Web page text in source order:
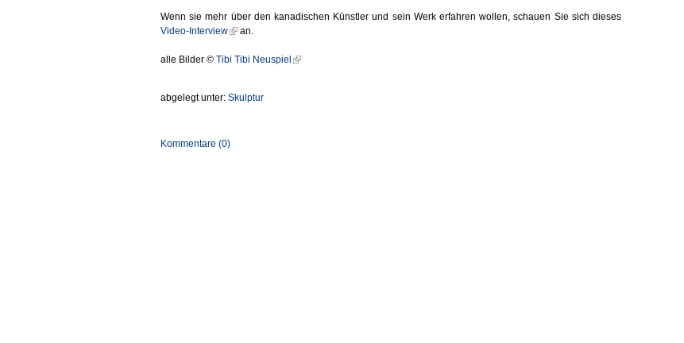
Wenn sie mehr über den kanadischen Künstler und sein Werk erfahren wollen, schauen Sie sich dieses
Video-Interview
an.
alle Bilder © Tibi Tibi Neuspiel
abgelegt unter: Skulptur
Kommentare (0)